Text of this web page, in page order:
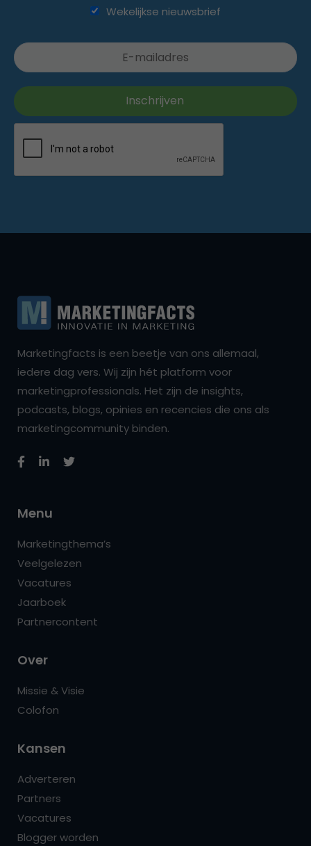
Wekelijkse nieuwsbrief
Marketingfacts is een beetje van ons allemaal,
iedere dag vers. Wij zijn hét platform voor
marketingprofessionals. Het zijn de insights,
podcasts, blogs, opinies en recencies die ons als
marketingcommunity binden.
Menu
Marketingthema’s
Veelgelezen
Vacatures
Jaarboek
Partnercontent
Over
Missie & Visie
Colofon
Kansen
Adverteren
Partners
Vacatures
Blogger worden